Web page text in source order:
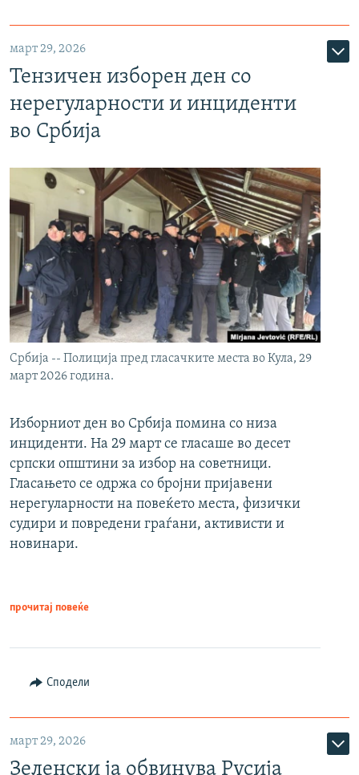
март 29, 2026
Тензичен изборен ден со
нерегуларности и инциденти
во Србија
Србија -- Полиција пред гласачките места во Кула, 29
март 2026 година.
Изборниот ден во Србија помина со низа
инциденти. На 29 март се гласаше во десет
српски општини за избор на советници.
Гласањето се одржа со бројни пријавени
нерегуларности на повеќето места, физички
судири и повредени граѓани, активисти и
новинари.
прочитај повеќе
Сподели
март 29, 2026
Зеленски ја обвинува Русија